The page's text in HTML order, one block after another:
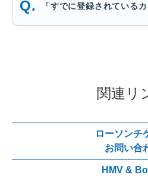
「すでに登録されている
関連リ
ローソンチ
お問い合
HMV &